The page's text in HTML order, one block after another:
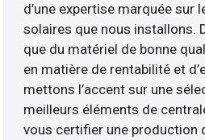
d’une expertise marquée sur
solaires que nous installons.
que du matériel de bonne
en matière de rentabilité et
mettons l’accent sur une
meilleurs éléments de
vous certifier une production